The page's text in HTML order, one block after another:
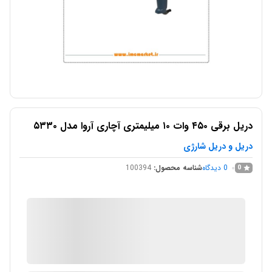
دریل برقی ۴۵۰ وات ۱۰ میلیمتری آچاری آروا مدل ۵۳۳۰
دریل و دریل شارژی
0
0 دیدگاهشناسه محصول: 100394